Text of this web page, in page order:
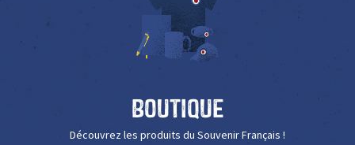
Boutique
Découvrez les produits du Souvenir Français !